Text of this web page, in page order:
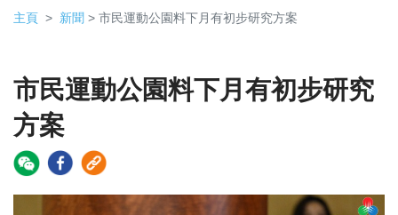
主頁 新聞 > 市民運動公園料下月有初步研究方案
市民運動公園料下月有初步研究
方案